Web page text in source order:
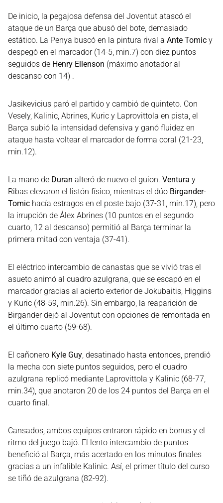
De inicio, la pegajosa defensa del Joventut atascó el
ataque de un Barça que abusó del bote, demasiado
estático. La Penya buscó en la pintura rival a Ante Tomic y
despegó en el marcador (14-5, min.7) con diez puntos
seguidos de Henry Ellenson (máximo anotador al
descanso con 14) .
Jasikevicius paró el partido y cambió de quinteto. Con
Vesely, Kalinic, Abrines, Kuric y Laprovittola en pista, el
Barça subió la intensidad defensiva y ganó fluidez en
ataque hasta voltear el marcador de forma coral (21-23,
min.12).
La mano de Duran alteró de nuevo el guion. Ventura y
Ribas elevaron el listón físico, mientras el dúo Birgander-
Tomic hacía estragos en el poste bajo (37-31, min.17), pero
la irrupción de Álex Abrines (10 puntos en el segundo
cuarto, 12 al descanso) permitió al Barça terminar la
primera mitad con ventaja (37-41).
El eléctrico intercambio de canastas que se vivió tras el
asueto animó al cuadro azulgrana, que se escapó en el
marcador gracias al acierto exterior de Jokubaitis, Higgins
y Kuric (48-59, min.26). Sin embargo, la reaparición de
Birgander dejó al Joventut con opciones de remontada en
el último cuarto (59-68).
El cañonero Kyle Guy , desatinado hasta entonces, prendió
la mecha con siete puntos seguidos, pero el cuadro
azulgrana replicó mediante Laprovittola y Kalinic (68-77,
min.34), que anotaron 20 de los 24 puntos del Barça en el
cuarto final.
Cansados, ambos equipos entraron rápido en bonus y el
ritmo del juego bajó. El lento intercambio de puntos
benefició al Barça, más acertado en los minutos finales
gracias a un infalible Kalinic. Así, el primer título del curso
se tiñó de azulgrana (82-92).